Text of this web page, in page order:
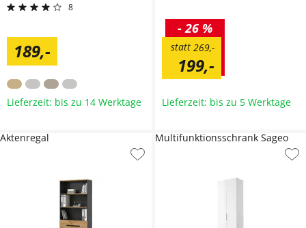
8
189,-
Lieferzeit: bis zu 14 Werktage
199,-
269,-
statt
- 26 %
Lieferzeit: bis zu 5 Werktage
Aktenregal Multifunktionsschrank Sageo